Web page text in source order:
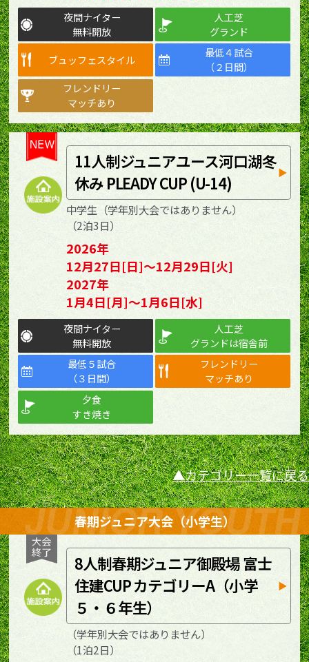
夜間ナイター
無料開放
人工芝
グランド
ブュッフェスタイル
最低４試合
（２日間）
フレンドリー
マッチあり
11人制ジュニアユース河口湖冬
休み PLEADY CUP (U-14)
中学生（学年別大会ではありません）
（2泊3日）
2026年
12月27日[日]～12月29日[火]
2027年
1月4日[月]～1月6日[水]
夜間ナイター
無料開放
人工芝
グランドは宿舎前
最低５試合
（３日間）
フレンドリー
マッチあり
夕食
すき焼き
カテゴリー一覧に戻る
春期ジュニア大会（小学生）
8人制春期ジュニア御殿場 富士
住建CUP カテゴリーA（小学
５・６年生）
（学年別大会ではありません）
（1泊2日）